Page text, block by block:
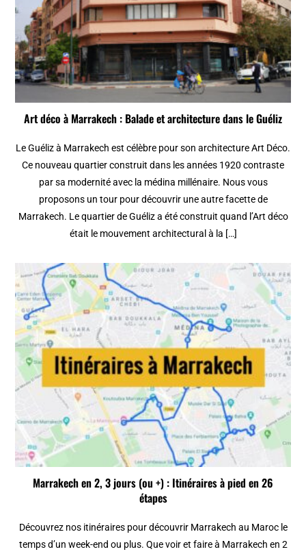
Art déco à Marrakech : Balade et architecture dans le Guéliz
Le Guéliz à Marrakech est célèbre pour son architecture Art Déco.
Ce nouveau quartier construit dans les années 1920 contraste
par sa modernité avec la médina millénaire. Nous vous
proposons un tour pour découvrir une autre facette de
Marrakech. Le quartier de Guéliz a été construit quand l’Art déco
était le mouvement architectural à la […]
Marrakech en 2, 3 jours (ou +) : Itinéraires à pied en 26
étapes
Découvrez nos itinéraires pour découvrir Marrakech au Maroc le
temps d’un week-end ou plus. Que voir et faire à Marrakech en 2